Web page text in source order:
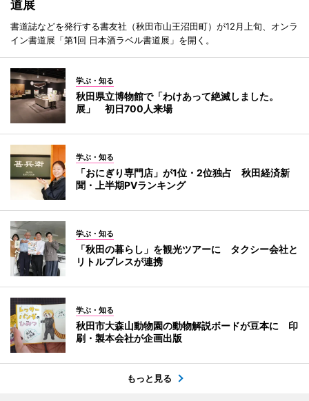
道展
書道誌などを発行する書友社（秋田市山王沼田町）が12月上旬、オンラ
イン書道展「第1回 日本酒ラベル書道展」を開く。
学ぶ・知る
秋田県立博物館で「わけあって絶滅しました。
展」 初日700人来場
学ぶ・知る
「おにぎり専門店」が1位・2位独占 秋田経済新
聞・上半期PVランキング
学ぶ・知る
「秋田の暮らし」を観光ツアーに タクシー会社と
リトルプレスが連携
学ぶ・知る
秋田市大森山動物園の動物解説ボードが豆本に 印
刷・製本会社が企画出版
もっと見る